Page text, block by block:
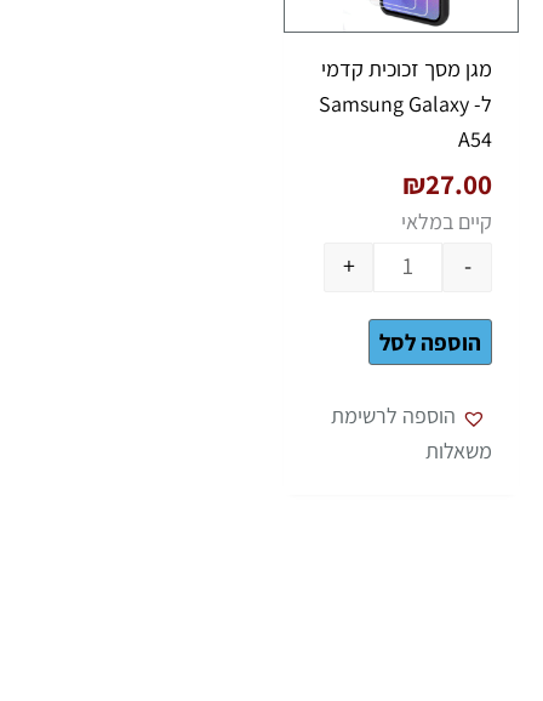
מגן מסך זכוכית קדמי
ל- Samsung Galaxy
A54
₪27.00
קיים במלאי
-
+
הוספה לסל
הוספה לרשימת
משאלות